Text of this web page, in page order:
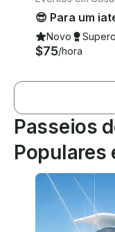
Novo
$75/hora
Passeios
Populares